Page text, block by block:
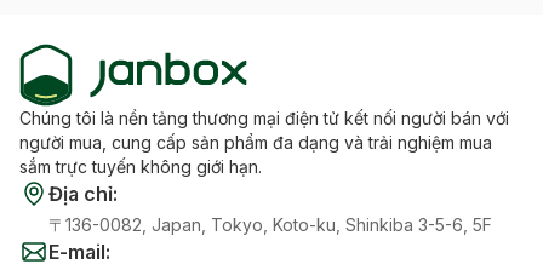
Chúng tôi là nền tảng thương mại điện tử kết nối người bán với
người mua, cung cấp sản phẩm đa dạng và trải nghiệm mua
sắm trực tuyến không giới hạn.
Địa chỉ:
〒136-0082, Japan, Tokyo, Koto-ku, Shinkiba 3-5-6, 5F
E-mail: